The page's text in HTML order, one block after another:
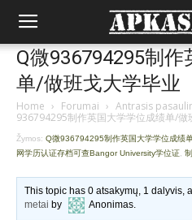
Q微936794295制
单/做班戈大学毕业
Home › Forumai › Antrasis
936794295制作英国大学学位成绩单/做
Žymos: Q微936794295制作英国大学学位成绩
网学历认证存档可查Bangor University学位证
This topic has 0 atsakymų, 1 dalyvis,
metai by Anonimas.